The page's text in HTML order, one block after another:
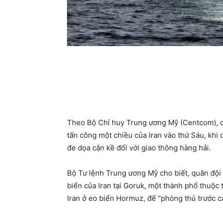
Theo Bộ Chỉ huy Trung ương Mỹ (Centcom),
tấn công một chiều của Iran vào thứ Sáu,
đe dọa cận kề đối với giao thông hàng hải.
Bộ Tư lệnh Trung ương Mỹ cho biết, quân
biển của Iran tại Goruk, một thành phố
Iran ở eo biển Hormuz, để “phòng thủ trước